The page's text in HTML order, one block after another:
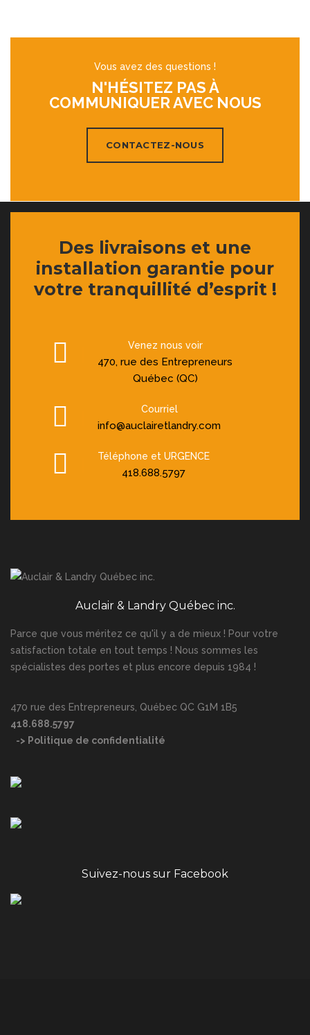
Vous avez des questions !
N'HÉSITEZ PAS À
COMMUNIQUER AVEC NOUS
CONTACTEZ-NOUS
Des livraisons et une
installation garantie pour
votre tranquillité d’esprit !
Venez nous voir
470, rue des Entrepreneurs
Québec (QC)
Courriel
info@auclairetlandry.com
Téléphone et URGENCE
418.688.5797
Auclair & Landry Québec inc.
Parce que vous méritez ce qu'il y a de mieux ! Pour votre
satisfaction totale en tout temps ! Nous sommes les
spécialistes des portes et plus encore depuis 1984 !
470 rue des Entrepreneurs, Québec QC G1M 1B5
418.688.5797
-> Politique de confidentialité
Suivez-nous sur Facebook